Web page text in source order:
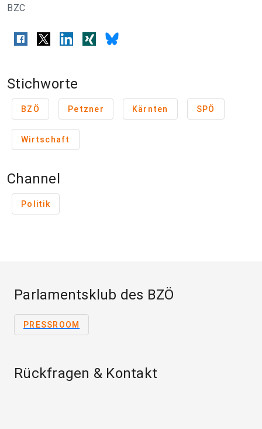
BZC
Stichworte
BZÖ Petzner Kärnten SPÖ
Wirtschaft
Channel
Politik
Parlamentsklub des BZÖ
PRESSROOM
Rückfragen & Kontakt